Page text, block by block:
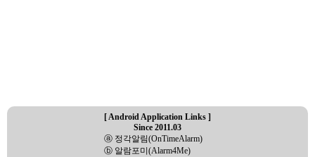
[ Android Application Links ]
Since 2011.03
ⓐ 정각알림(OnTimeAlarm)
ⓑ 알람포미(Alarm4Me)